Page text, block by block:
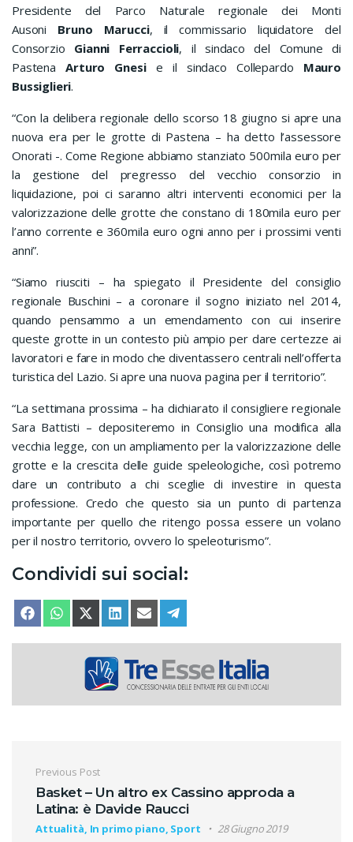
Presidente del Parco Naturale regionale dei Monti
Ausoni Bruno Marucci, il commissario liquidatore del
Consorzio Gianni Ferraccioli, il sindaco del Comune di
PastenaArturo Gnesie il sindaco Collepardo Mauro
Bussiglieri.
“Con la delibera regionale dello scorso 18 giugno si apre una
nuova era per le grotte di Pastena – ha detto l’assessore
Onorati -. Come Regione abbiamo stanziato 500mila euro per
la gestione del pregresso del vecchio consorzio in
liquidazione, poi ci saranno altri interventi economici per la
valorizzazione delle grotte che constano di 180mila euro per
l’anno corrente e 360mila euro ogni anno per i prossimi venti
anni”.
“Siamo riusciti – ha spiegato il Presidente del consiglio
regionale Buschini – a coronare il sogno iniziato nel 2014,
quando pensammo a un emendamento con cui inserire
queste grotte in un contesto più ampio per dare certezze ai
lavoratori e fare in modo che diventassero centrali nell’offerta
turistica del Lazio. Si apre una nuova pagina per il territorio”.
“La settimana prossima – ha dichiarato il consigliere regionale
Sara Battisti – depositeremo in Consiglio una modifica alla
vecchia legge, con un ampliamento per la valorizzazione delle
grotte e la crescita delle guide speleologiche, così potremo
dare un contributo a chi sceglie di investire in questa
professione. Credo che questo sia un punto di partenza
importante per quello che ritengo possa essere un volano
per il nostro territorio, ovvero lo speleoturismo”.
Condividi sui social:
SHARE ON
FACEBOOKSHARE ON
WHATSAPPSHARE ON
X (TWITTER)
SHARE ON
LINKEDINSHARE ON
EMAIL
Navigazione articoli
Previous Post
Basket – Un altro ex Cassino approda a
Latina: è Davide Raucci
Attualità, In primo piano, Sport 28 Giugno 2019